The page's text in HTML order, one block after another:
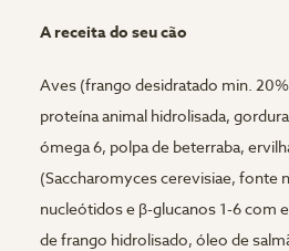
A receita do seu cão
Aves (frango desidratado min.
proteína animal hidrolisada,
ómega 6, polpa de beterraba,
(Saccharomyces cerevisiae, fonte
nucleótidos e β-glucanos 1-6 com
de frango hidrolisado, óleo de